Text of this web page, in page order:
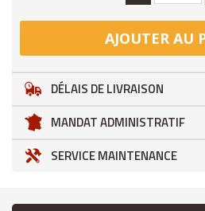
AJOUTER AU
DÉLAIS DE LIVRAISON
MANDAT ADMINISTRATIF
SERVICE MAINTENANCE